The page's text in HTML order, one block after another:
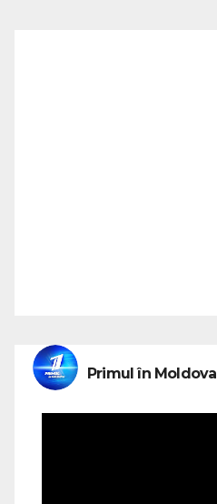
Primul în Moldova